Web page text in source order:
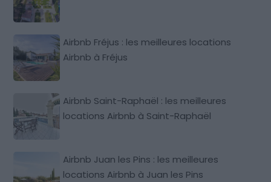
Airbnb Fréjus : les meilleures locations
Airbnb à Fréjus
Airbnb Saint-Raphaël : les meilleures
locations Airbnb à Saint-Raphaël
Airbnb Juan les Pins : les meilleures
locations Airbnb à Juan les Pins